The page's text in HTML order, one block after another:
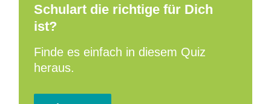
Schulart die richtige für Dich
ist?
Finde es einfach in diesem Quiz
heraus.